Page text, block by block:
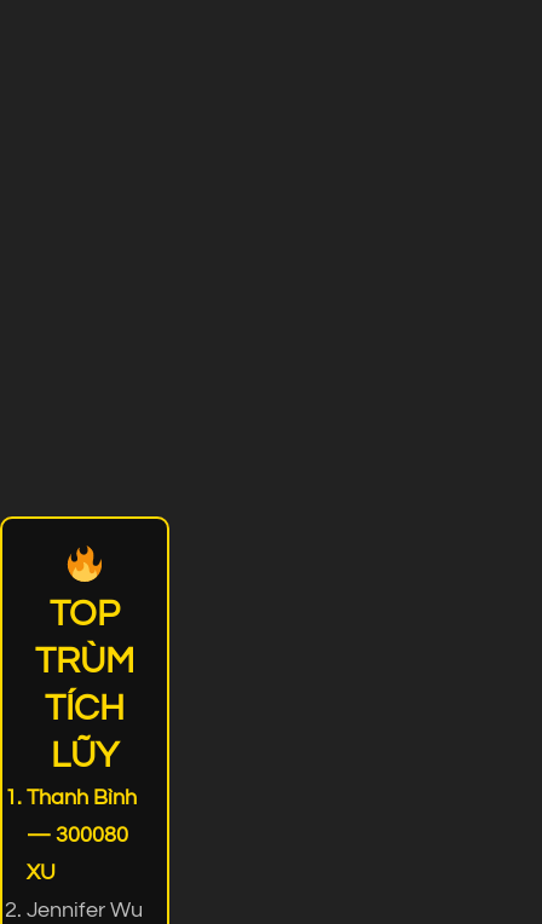
TOP
TRÙM
TÍCH
LŨY
Thanh Bình
— 300080
XU
Jennifer Wu